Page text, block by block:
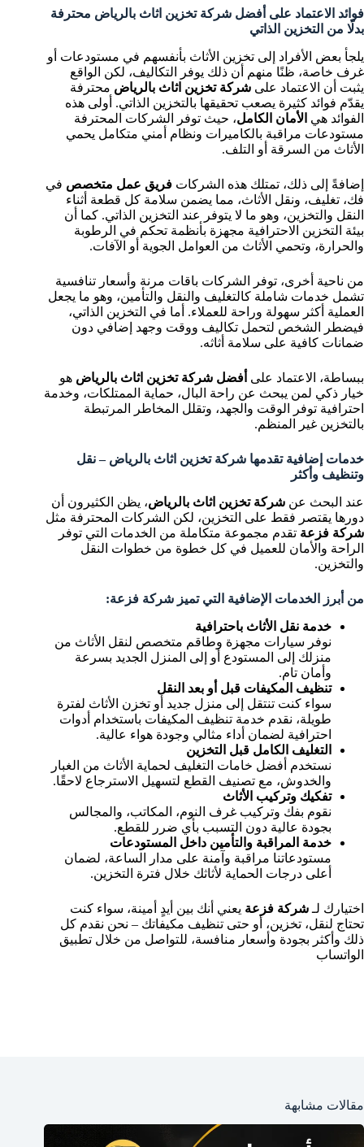
فوائد الاعتماد على أفضل شركة تخزين اثاث بالرياض محترفة
بدلًا من التخزين الذاتي
يلجأ بعض الأفراد إلى تخزين الأثاث بأنفسهم في مستودعات أو
غرف خاصة، ظنًا منهم أن ذلك يوفر التكاليف، لكن الواقع
يثبت أن الاعتماد على شركة تخزين اثاث بالرياض محترفة
يقدّم فوائد كثيرة يصعب تحقيقها بالتخزين الذاتي. أولى هذه
الفوائد هي الأمان الكامل، حيث توفر الشركات المحترفة
مستودعات مراقبة بالكاميرات ونظام أمني متكامل يحمي
الأثاث من السرقة أو التلف.
إضافةً إلى ذلك، تمتلك هذه الشركات فريق عمل متخصص في
فك، تغليف، ونقل الأثاث، مما يضمن سلامة كل قطعة أثناء
النقل والتخزين، وهو ما لا يتوفر عند التخزين الذاتي. كما أن
بيئة التخزين الاحترافية مجهزة بأنظمة تحكم في الرطوبة
والحرارة، وتحمي الأثاث من العوامل الجوية أو الآفات.
من ناحية أخرى، توفر الشركات باقات مرنة وأسعار تنافسية
تشمل خدمات شاملة كالتغليف والنقل والتأمين، وهو ما يجعل
العملية أكثر سهولة وراحة للعملاء. أما في التخزين الذاتي،
فيضطر الشخص لتحمل تكاليف ووقت وجهد إضافي دون
ضمانات كافية على سلامة أثاثه.
ببساطة، الاعتماد على أفضل شركة تخزين اثاث بالرياض هو
خيار ذكي لمن يبحث عن راحة البال، حماية الممتلكات، وخدمة
احترافية توفر الوقت والجهد، وتقلل المخاطر المرتبطة
بالتخزين غير المنظم.
خدمات إضافية تقدمها شركة تخزين اثاث بالرياض – نقل
وتنظيف وأكثر
عند البحث عن شركة تخزين اثاث بالرياض، يظن الكثيرون أن
دورها يقتصر فقط على التخزين، لكن الشركات المحترفة مثل
شركة فزعة تقدم مجموعة متكاملة من الخدمات التي توفر
الراحة والأمان للعميل في كل خطوة من خطوات النقل
والتخزين.
من أبرز الخدمات الإضافية التي تميز شركة فزعة:
خدمة نقل الأثاث باحترافية
نوفر سيارات مجهزة وطاقم متخصص لنقل الأثاث من
منزلك إلى المستودع أو إلى المنزل الجديد بسرعة
وأمان تام.
تنظيف المكيفات قبل أو بعد النقل
سواء كنت تنتقل إلى منزل جديد أو تخزن الأثاث لفترة
طويلة، نقدم خدمة تنظيف المكيفات باستخدام أدوات
احترافية لضمان أداء مثالي وجودة هواء عالية.
التغليف الكامل قبل التخزين
نستخدم أفضل خامات التغليف لحماية الأثاث من الغبار
والخدوش، مع تصنيف القطع لتسهيل الاسترجاع لاحقًا.
تفكيك وتركيب الأثاث
نقوم بفك وتركيب غرف النوم، المكاتب، والمجالس
بجودة عالية دون التسبب بأي ضرر للقطع.
خدمة المراقبة والتأمين داخل المستودعات
مستودعاتنا مراقبة وآمنة على مدار الساعة، لضمان
أعلى درجات الحماية لأثاثك خلال فترة التخزين.
اختيارك لـ شركة فزعة يعني أنك بين أيدٍ أمينة، سواء كنت
تحتاج لنقل، تخزين، أو حتى تنظيف مكيفاتك – نحن نقدم كل
ذلك وأكثر بجودة وأسعار منافسة، للتواصل من خلال تطبيق
الواتساب
مقالات مشابهة